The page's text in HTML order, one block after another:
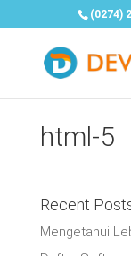
(0274)
html-5
Recent
Mengetahui